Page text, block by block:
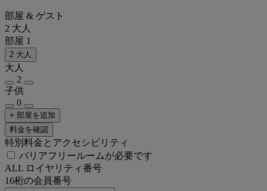
部屋 & ゲスト
2 大人
部屋 1
2 大人
大人
2
子供
0
+ 部屋を追加
料金を確認
特別料金とアクセシビリティ
バリアフリールームが必要です
ALL ロイヤリティ番号
16桁の会員番号